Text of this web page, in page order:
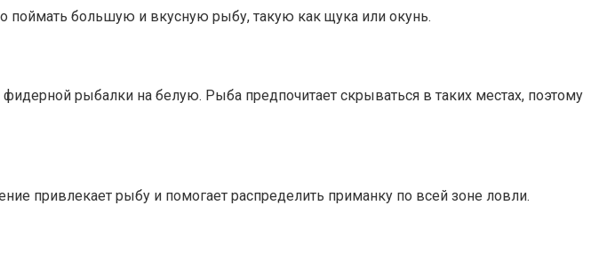
поймать большую и вкусную рыбу, такую как щука или окунь.
рыбалки на белую. Рыба предпочитает скрываться в таких местах, поэтому
привлекает рыбу и помогает распределить приманку по всей зоне ловли.